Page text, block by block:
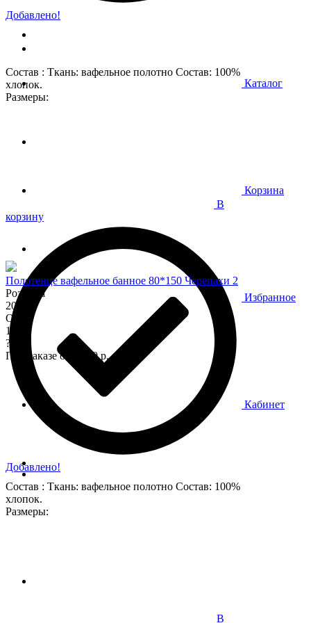
Добавлено!
Состав : Ткань: вафельное полотно Состав: 100%
хлопок.
Размеры:
В
корзину
Добавлено!
Состав : Ткань: вафельное полотно Состав: 100%
хлопок.
Размеры:
В
Полотенце вафельное банное 80*150 Черепахи 2
Розница
200
Опт
170
?
При заказе от 7 000 р.
Каталог
Корзина
Избранное
Кабинет